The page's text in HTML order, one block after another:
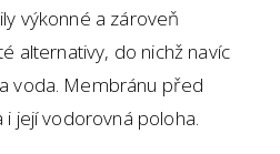
výkonné a zároveň
alternativy, do nichž navíc
voda. Membránu před
její vodorovná poloha.